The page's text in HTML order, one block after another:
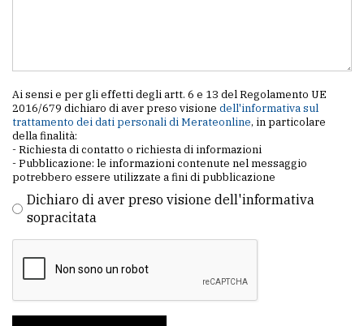
Ai sensi e per gli effetti degli artt. 6 e 13 del Regolamento UE
2016/679 dichiaro di aver preso visione dell'informativa sul
trattamento dei dati personali di Merateonline, in particolare
della finalità:
- Richiesta di contatto o richiesta di informazioni
- Pubblicazione: le informazioni contenute nel messaggio
potrebbero essere utilizzate a fini di pubblicazione
Dichiaro di aver preso visione dell'informativa
sopracitata